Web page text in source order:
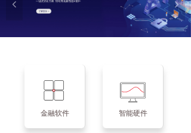
服务&解决方案
战略业务
넳 넲
金融软件 智能硬件